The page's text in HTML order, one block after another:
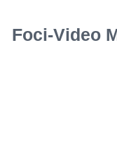
Foci-Video